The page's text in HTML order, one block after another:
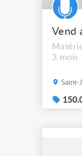
Vend
3 mois
Saint-